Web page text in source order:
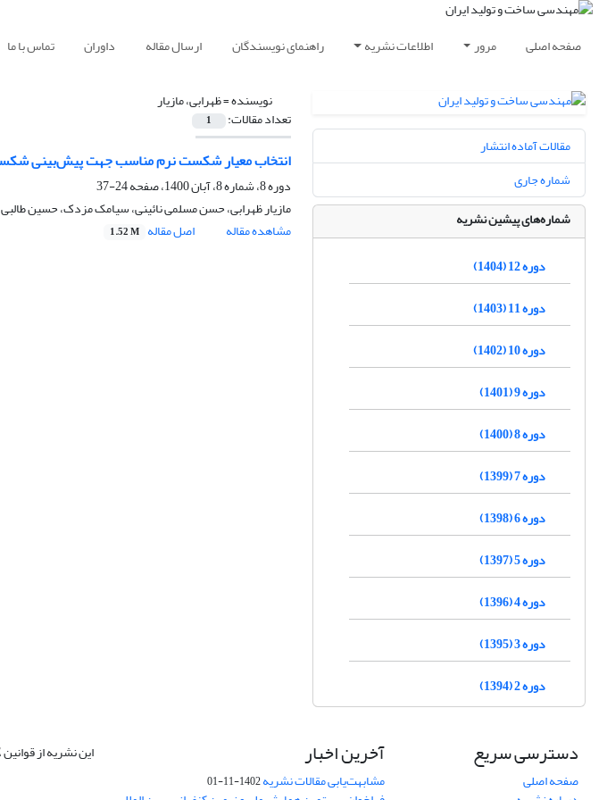
صفحه اصلی مرور اطلاعات نشریه راهنمای نویسندگان ارسال مقاله داوران تماس با ما
نویسنده =ظهرابی، مازیار
تعداد مقالات: 1
انتخاب معیار شکست نرم مناسب جهت پیش‌بینی
دوره 8، شماره 8، آبان 1400، صفحه
24-37
مازیار ظهرابی، حسن مسلمی نائینی، سیامک مزدک، حسین طالبی
مشاهده مقاله
اصل مقاله 1.52 M
مقالات آماده انتشار
شماره جاری
شماره‌های پیشین نشریه
دوره 12 (1404)
دوره 11 (1403)
دوره 10 (1402)
دوره 9 (1401)
دوره 8 (1400)
دوره 7 (1399)
دوره 6 (1398)
دوره 5 (1397)
دوره 4 (1396)
دوره 3 (1395)
دوره 2 (1394)
دسترسی سریع
صفحه اصلی
آخرین اخبار
مشابهت‌یابی مقالات نشریه1402-11-01
این نشریه از قوانین COPE تبعیت میکند.